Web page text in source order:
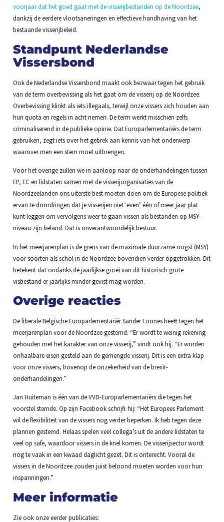
voorjaar dat het goed gaat met de visserijbestanden op de Noordzee,
dankzij de eerdere vlootsaneringen en effectieve handhaving van het
bestaande visserijbeleid.
Standpunt Nederlandse
Vissersbond
Ook de Nederlandse Vissersbond maakt ook bezwaar tegen het gebruik
van de term overbevissing als het gaat om de visserij op de Noordzee.
Overbevissing klinkt als iets illegaals, terwijl onze vissers zich houden aan
hun quota en regels in acht nemen. De term werkt misschien zelfs
criminaliserend in de publieke opinie. Dat Europarlementariërs de term
gebruiken, zegt iets over het gebrek aan kennis van het onderwerp
waarover men een stem moet uitbrengen.
Voor het overige zullen we in aanloop naar de onderhandelingen tussen
EP, EC en lidstaten samen met de visserijorganisaties van de
Noordzeelanden ons uiterste best moeten doen om de Europese politiek
ervan te doordringen dat je visserijen niet ‘even’ één of meer jaar plat
kunt leggen om vervolgens weer te gaan vissen als bestanden op MSY-
niveau zijn beland. Dat is onverantwoordelijk bestuur.
In het meerjarenplan is de grens van de maximale duurzame oogst (MSY)
voor soorten als schol in de Noordzee bovendien verder opgetrokken. Dit
betekent dat ondanks de jaarlijkse groei van dit historisch grote
visbestand er jaarlijks minder gevist mag worden.
Overige reacties
De liberale Belgische Europarlementariër Sander Loones heeft tegen het
meerjarenplan voor de Noordzee gestemd. “Er wordt te weinig rekening
gehouden met het karakter van onze visserij,” vindt ook hij. “Er worden
onhaalbare eisen gesteld aan de gemengde visserij. Dit is een extra klap
voor onze vissers, bovenop de onzekerheid van de brexit-
onderhandelingen.”
Jan Huiteman is één van de VVD-Europarlementariërs die tegen het
voorstel stemde. Op zijn Facebook schrijft hij: “Het Europees Parlement
wil de flexibiliteit van de vissers nog verder beperken. Ik heb tegen deze
plannen gestemd. Helaas spelen veel collega’s uit de andere lidstaten te
veel op safe, waardoor vissers in de knel komen. De visserijsector wordt
nog te vaak in een kwaad daglicht gezet. Dit is onterecht. Vooral de
vissers in de Noordzee zouden juist beloond moeten worden voor hun
inspanningen.”
Meer informatie
Zie ook onze eerder publicaties: